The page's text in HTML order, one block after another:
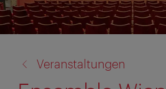
zu:
Veranstaltungen